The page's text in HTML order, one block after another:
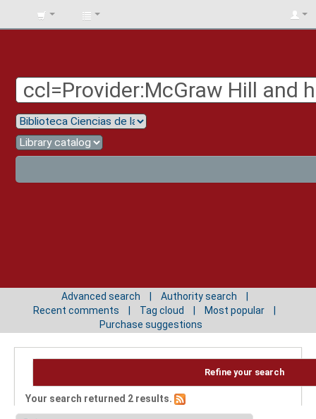
BIBLIOTECA
Advanced search
Authority search
Recent comments
Tag cloud
Most popular
Purchase suggestions
Refine your search
Your search returned 2 results.